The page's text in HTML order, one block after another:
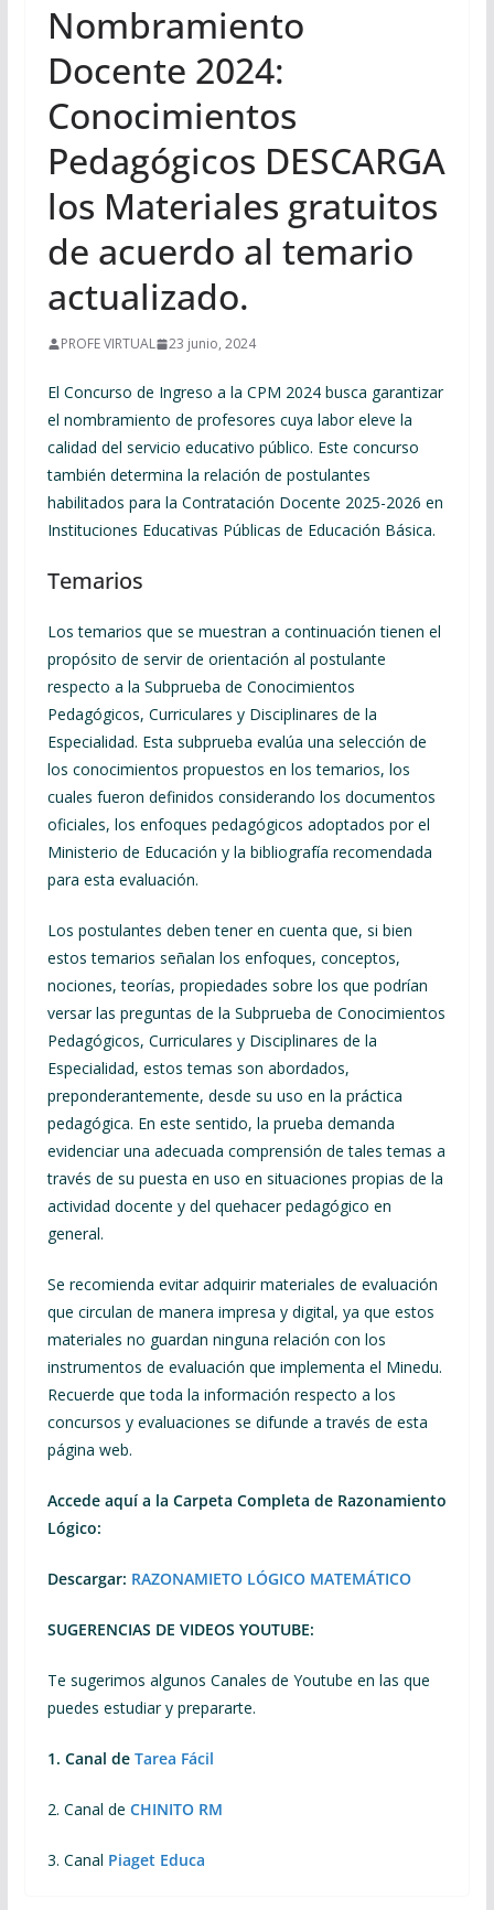
Nombramiento
Docente 2024:
Conocimientos
Pedagógicos DESCARGA
los Materiales gratuitos
de acuerdo al temario
actualizado.
PROFE VIRTUAL 23 junio, 2024
El Concurso de Ingreso a la CPM 2024 busca garantizar
el nombramiento de profesores cuya labor eleve la
calidad del servicio educativo público. Este concurso
también determina la relación de postulantes
habilitados para la Contratación Docente 2025-2026 en
Instituciones Educativas Públicas de Educación Básica.
Temarios
Los temarios que se muestran a continuación tienen el
propósito de servir de orientación al postulante
respecto a la Subprueba de Conocimientos
Pedagógicos, Curriculares y Disciplinares de la
Especialidad. Esta subprueba evalúa una selección de
los conocimientos propuestos en los temarios, los
cuales fueron definidos considerando los documentos
oficiales, los enfoques pedagógicos adoptados por el
Ministerio de Educación y la bibliografía recomendada
para esta evaluación.
Los postulantes deben tener en cuenta que, si bien
estos temarios señalan los enfoques, conceptos,
nociones, teorías, propiedades sobre los que podrían
versar las preguntas de la Subprueba de Conocimientos
Pedagógicos, Curriculares y Disciplinares de la
Especialidad, estos temas son abordados,
preponderantemente, desde su uso en la práctica
pedagógica. En este sentido, la prueba demanda
evidenciar una adecuada comprensión de tales temas a
través de su puesta en uso en situaciones propias de la
actividad docente y del quehacer pedagógico en
general.
Se recomienda evitar adquirir materiales de evaluación
que circulan de manera impresa y digital, ya que estos
materiales no guardan ninguna relación con los
instrumentos de evaluación que implementa el Minedu.
Recuerde que toda la información respecto a los
concursos y evaluaciones se difunde a través de esta
página web.
Accede aquí a la Carpeta Completa de Razonamiento
Lógico:
Descargar: RAZONAMIETO LÓGICO MATEMÁTICO
SUGERENCIAS DE VIDEOS YOUTUBE:
Te sugerimos algunos Canales de Youtube en las que
puedes estudiar y prepararte.
1. Canal de Tarea Fácil
2. Canal de CHINITO RM
3. Canal Piaget Educa